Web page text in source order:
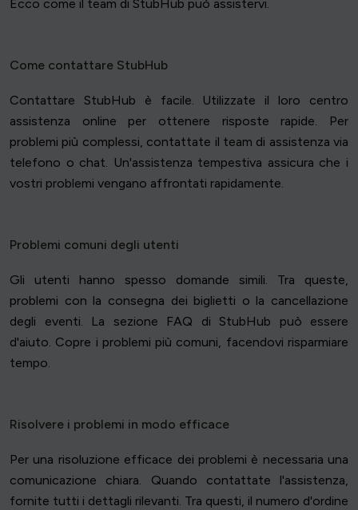
Ecco come il team di StubHub può assistervi.
Come contattare StubHub
Contattare StubHub è facile. Utilizzate il loro centro
assistenza online per ottenere risposte rapide. Per
problemi più complessi, contattate il team di assistenza via
telefono o chat. Un'assistenza tempestiva assicura che i
vostri problemi vengano affrontati rapidamente.
Problemi comuni degli utenti
Gli utenti hanno spesso domande simili. Tra queste,
problemi con la consegna dei biglietti o la cancellazione
degli eventi. La sezione FAQ di StubHub può essere
d'aiuto. Copre i problemi più comuni, facendovi risparmiare
tempo.
Risolvere i problemi in modo efficace
Per una risoluzione efficace dei problemi è necessaria una
comunicazione chiara. Quando contattate l'assistenza,
fornite tutti i dettagli rilevanti. Tra questi, il numero d'ordine